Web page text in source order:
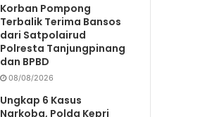
Korban Pompong
Terbalik Terima Bansos
dari Satpolairud
Polresta Tanjungpinang
dan BPBD
08/08/2026
Ungkap 6 Kasus
Narkoba, Polda Kepri